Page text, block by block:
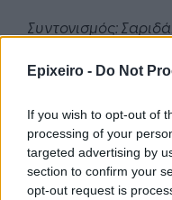
Epixeiro - Do Not
If you wish to opt-out of
processing of your
targeted advertising by
section to confirm your
opt-out request is
Συντονισμός:
Ομιλητές/ριες:
Ελένη
Σχολιασμός:
Ειρήνη